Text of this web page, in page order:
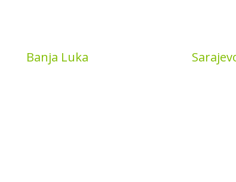
Banja Luka